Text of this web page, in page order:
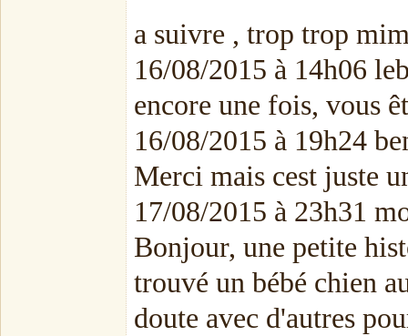
a suivre , trop trop
16/08/2015 à 14h06
encore une fois, vous
16/08/2015 à 19h24
Merci mais cest juste
17/08/2015 à 23h31
Bonjour, une petite
trouvé un bébé chien
doute avec d'autres